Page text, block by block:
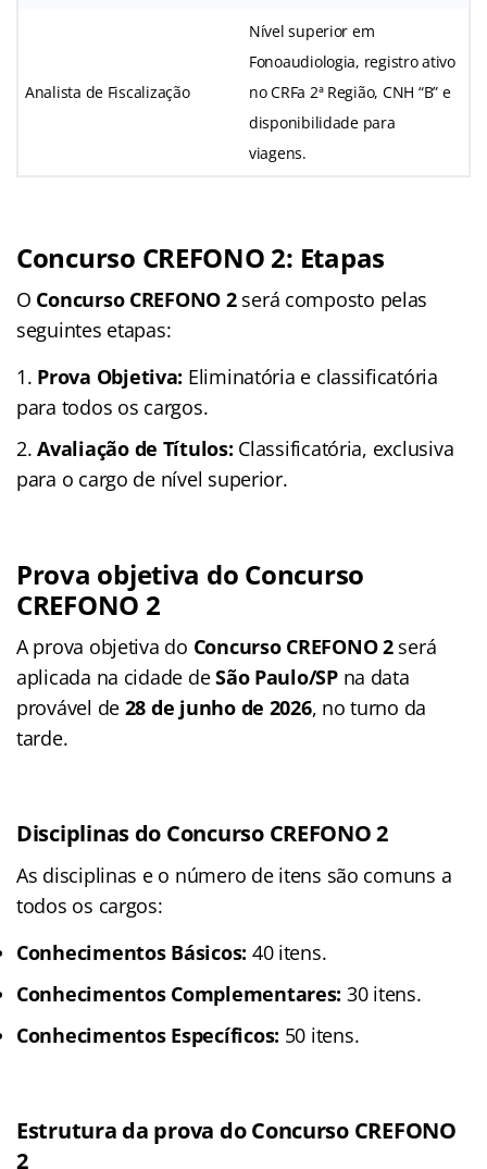
Analista de Fiscalização
Nível superior em
Fonoaudiologia, registro ativo
no CRFa 2ª Região, CNH “B” e
disponibilidade para
viagens.
Concurso CREFONO 2: Etapas
O Concurso CREFONO 2será composto pelas
seguintes etapas:
Prova Objetiva: Eliminatória e classificatória
para todos os cargos.
Avaliação de Títulos: Classificatória, exclusiva
para o cargo de nível superior.
Prova objetiva do Concurso
CREFONO 2
A prova objetiva do Concurso CREFONO 2será
aplicada na cidade deSão Paulo/SPna data
provável de 28 de junho de 2026, no turno da
tarde.
Disciplinas do Concurso CREFONO 2
As disciplinas e o número de itens são comuns a
todos os cargos:
Conhecimentos Básicos: 40 itens.
Conhecimentos Complementares: 30 itens.
Conhecimentos Específicos: 50 itens.
Estrutura da prova do Concurso CREFONO
2